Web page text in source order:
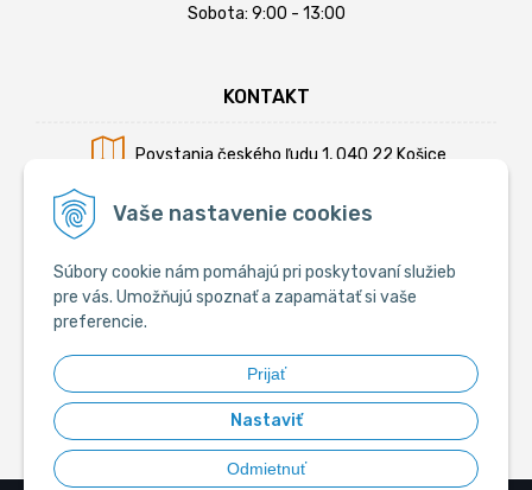
Vaše nastavenie cookies
Súbory cookie nám pomáhajú pri poskytovaní služieb
pre vás. Umožňujú spoznať a zapamätať si vaše
preferencie.
Prijať
Nastaviť
Odmietnuť
Sobota: 9:00 - 13:00
KONTAKT
Povstania českého ľudu 1, 040 22 Košice
Mobil:+421 902 794 355
E-mail:info@krmiva.sk